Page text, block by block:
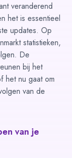
veranderend
het is essentieel
updates. Op
statistieken,
De
bij het
het nu gaat om
van de
van je